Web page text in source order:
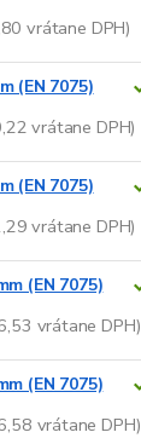
vrátane DPH)
(EN 7075)
vrátane DPH)
(EN 7075)
vrátane DPH)
(EN 7075)
vrátane DPH)
(EN 7075)
vrátane DPH)